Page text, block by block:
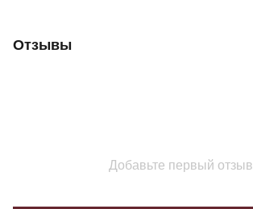
Отзывы
Добавьте первый отзыв